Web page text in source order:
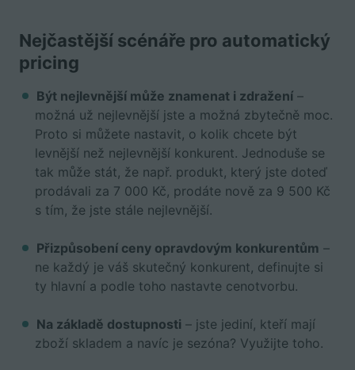
Nejčastější scénáře pro automatický
pricing
Být nejlevnější může znamenat i zdražení –
možná už nejlevnější jste a možná zbytečně moc.
Proto si můžete nastavit, o kolik chcete být
levnější než nejlevnější konkurent. Jednoduše se
tak může stát, že např. produkt, který jste doteď
prodávali za 7 000 Kč, prodáte nově za 9 500 Kč
s tím, že jste stále nejlevnější.
Přizpůsobení ceny opravdovým konkurentům –
ne každý je váš skutečný konkurent, definujte si
ty hlavní a podle toho nastavte cenotvorbu.
Na základě dostupnosti – jste jediní, kteří mají
zboží skladem a navíc je sezóna? Využijte toho.